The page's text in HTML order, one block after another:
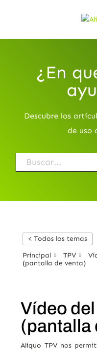
¿En
Descubre los
de uso
< Todos los temas
Principal TPV
(pantalla de venta)
Vídeo
(pantalla
Aliquo TPV nos